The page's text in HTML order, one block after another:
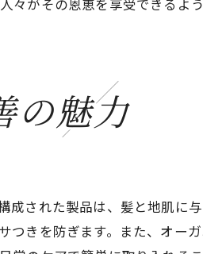
々がその恩恵を享受できるよ
の魅力
成された製品は、髪と地肌に
つきを防ぎます。また、オー